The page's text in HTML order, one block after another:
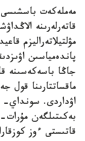
مەملەكەت
قاتەرلەرىنە
مۋلتيلاتەراليزم
پاندەمياسىن
جاڭا باسەكەسىنە
ماقساتتارىنا قول
اۋداردى. سونداي-
بەكىتىلگەن
قاتىستى ءوز